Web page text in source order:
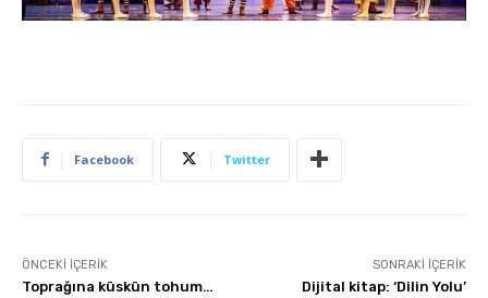
Facebook Twitter
ÖNCEKI İÇERIK
Toprağına küskün tohum…
SONRAKI İÇERIK
Dijital kitap: ‘Dilin Yolu’